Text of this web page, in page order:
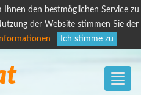
Ihnen den bestmöglichen Service zu
der Website stimmen Sie der
Ich stimme zu
Toggle